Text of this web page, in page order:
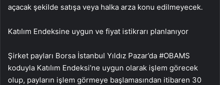
açacak şekilde satışa veya halka arza konu edilmeyecek.
Katılım Endeksine uygun ve fiyat istikrarı planlanıyor
Şirket payları Borsa İstanbul Yıldız Pazar’da #OBAMS
koduyla Katılım Endeksi’ne uygun olarak işlem görecek
olup, payların işlem görmeye başlamasından itibaren 30